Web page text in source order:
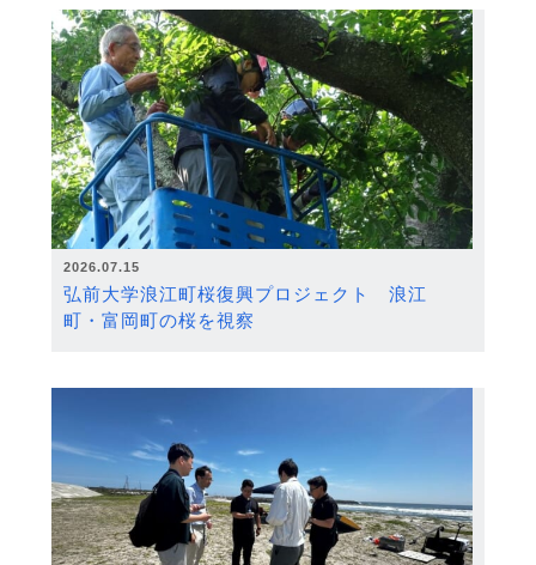
2026.07.15
弘前大学浪江町桜復興プロジェクト 浪江
町・富岡町の桜を視察